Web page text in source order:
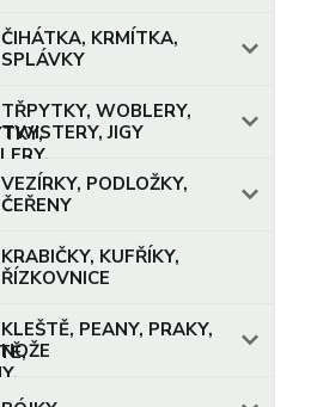
ČIHÁTKA, KRMÍTKA,
SPLÁVKY
TŘPYTKY, WOBLERY,
TWISTERY, JIGY
VEZÍRKY, PODLOŽKY,
ČEŘENY
KRABIČKY, KUFŘÍKY,
ŘÍZKOVNICE
KLEŠTĚ, PEANY, PRAKY,
NOŽE